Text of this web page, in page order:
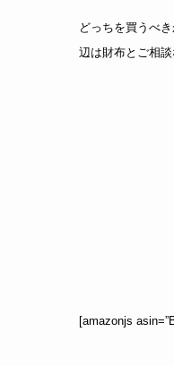
どっちを買うべ
辺は財布とご相
[amazonjs